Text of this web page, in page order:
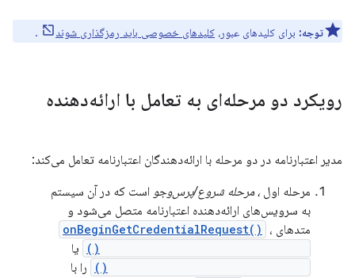
توجه: برای کلیدهای عبور، کلیدهای خصوصی باید رمزگذاری شوند .
رویکرد دو مرحله‌ای به تعامل با ارائه‌دهنده
مدیر اعتبارنامه در دو مرحله با ارائه‌دهندگان اعتبارنامه تعامل می‌کند:
مرحله اول، مرحله شروع/پرس‌وجو است که در آن سیستم
به سرویس‌های ارائه‌دهنده اعتبارنامه متصل می‌شود و
متدهای
onBeginGetCredentialRequest() ،
یا
را با